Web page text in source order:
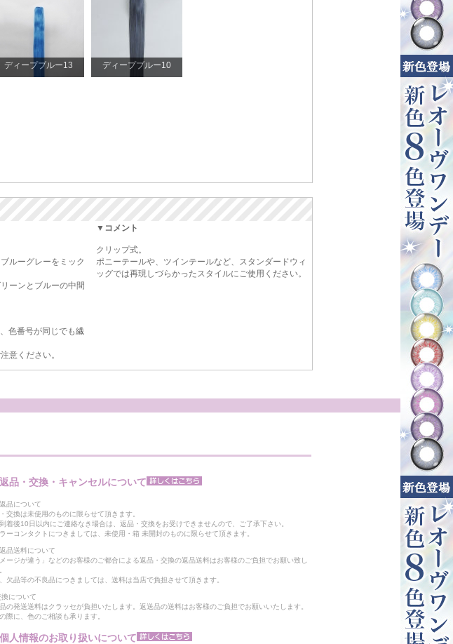
ディープブルー13 ディープブルー10
ルーグレーをミック
ーンとブルーの中間
色番号が同じでも繊
意ください。
▼コメント
クリップ式。
ポニーテールや、ツインテールなど、スタンダードウィ
ッグでは再現しづらかったスタイルにご使用ください。
返品・交換・キャンセルについて
品について
交換は未使用のものに限らせて頂きます。
着後10日以内にご連絡なき場合は、返品・交換をお受けできませんので、ご了承下さい。
ーコンタクトにつきましては、未使用・箱 未開封のものに限らせて頂きます。
品送料について
メージが違う」などのお客様のご都合による返品・交換の返品送料はお客様のご負担でお願い致し
欠品等の不良品につきましては、送料は当店で負担させて頂きます。
換について
の発送送料はクラッセが負担いたします。返送品の送料はお客様のご負担でお願いいたします。
際に、色のご相談も承ります。
個人情報のお取り扱いについて